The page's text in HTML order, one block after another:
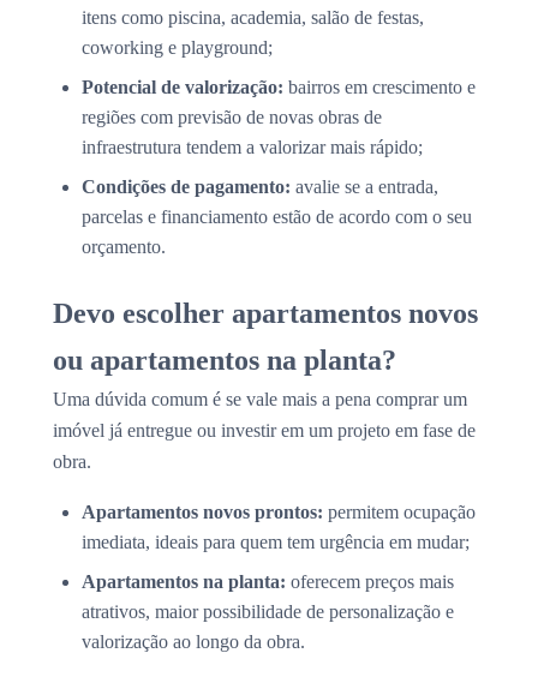
itens como piscina, academia, salão de festas,
coworking e playground;
Potencial de valorização: bairros em crescimento e
regiões com previsão de novas obras de
infraestrutura tendem a valorizar mais rápido;
Condições de pagamento: avalie se a entrada,
parcelas e financiamento estão de acordo com o seu
orçamento.
Devo escolher apartamentos novos
ou apartamentos na planta?
Uma dúvida comum é se vale mais a pena comprar um
imóvel já entregue ou investir em um projeto em fase de
obra.
Apartamentos novos prontos: permitem ocupação
imediata, ideais para quem tem urgência em mudar;
Apartamentos na planta: oferecem preços mais
atrativos, maior possibilidade de personalização e
valorização ao longo da obra.